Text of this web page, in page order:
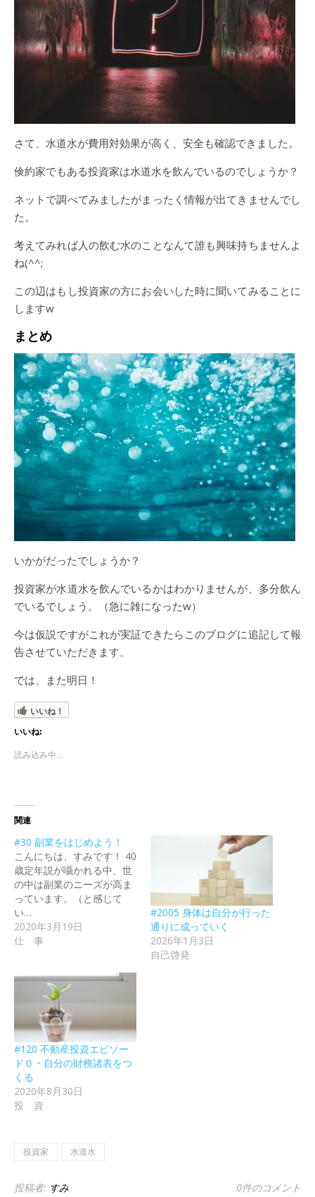
さて、水道水が費用対効果が高く、安全も確認できました。
倹約家でもある投資家は水道水を飲んでいるのでしょうか？
ネットで調べてみましたがまったく情報が出てきませんでし
た。
考えてみれば人の飲む水のことなんて誰も興味持ちませんよ
ね(^^;
この辺はもし投資家の方にお会いした時に聞いてみることに
しますw
まとめ
いかがだったでしょうか？
投資家が水道水を飲んでいるかはわかりませんが、多分飲ん
でいるでしょう。（急に雑になったw）
今は仮説ですがこれが実証できたらこのブログに追記して報
告させていただきます。
では、また明日！
いいね！
いいね:
読み込み中...
関連
#30 副業をはじめよう！
こんにちは、すみです！ 40
歳定年説が囁かれる中、世
の中は副業のニーズが高ま
っています。（と感じて
い…
2020年3月19日
仕 事
#2005 身体は自分が行った
通りに成っていく
2026年1月3日
自己啓発
#120 不動産投資エピソー
ド０・自分の財務諸表をつ
くる
2020年8月30日
投 資
投資家 水道水
投稿者: すみ 0件のコメント